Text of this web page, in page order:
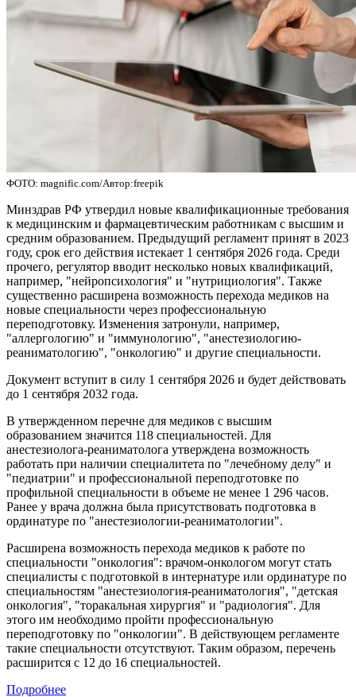
ФОТО: magnific.com/Автор:freepik
Минздрав РФ утвердил новые квалификационные требования
к медицинским и фармацевтическим работникам с высшим и
средним образованием. Предыдущий регламент принят в 2023
году, срок его действия истекает 1 сентября 2026 года. Среди
прочего, регулятор вводит несколько новых квалификаций,
например, "нейропсихология" и "нутрициология". Также
существенно расширена возможность перехода медиков на
новые специальности через профессиональную
переподготовку. Изменения затронули, например,
"аллергологию" и "иммунологию", "анестезиологию-
реаниматологию", "онкологию" и другие специальности.
Документ вступит в силу 1 сентября 2026 и будет действовать
до 1 сентября 2032 года.
В утвержденном перечне для медиков с высшим
образованием значится 118 специальностей. Для
анестезиолога-реаниматолога утверждена возможность
работать при наличии специалитета по "лечебному делу" и
"педиатрии" и профессиональной переподготовке по
профильной специальности в объеме не менее 1 296 часов.
Ранее у врача должна была присутствовать подготовка в
ординатуре по "анестезиологии-реаниматологии".
Расширена возможность перехода медиков к работе по
специальности "онкология": врачом-онкологом могут стать
специалисты с подготовкой в интернатуре или ординатуре по
специальностям "анестезиология-реаниматология", "детская
онкология", "торакальная хирургия" и "радиология". Для
этого им необходимо пройти профессиональную
переподготовку по "онкологии". В действующем регламенте
такие специальности отсутствуют. Таким образом, перечень
расширится с 12 до 16 специальностей.
Подробнее